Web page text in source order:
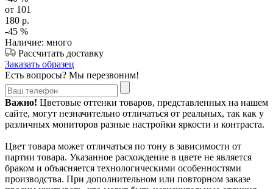
от 101
180 р.
-45 %
Наличие: много
Рассчитать доставку
Заказать образец
Есть вопросы? Мы перезвоним!
Важно! Цветовые оттенки товаров, представленных на нашем
сайте, могут незначительно отличаться от реальных, так как у
различных мониторов разные настройки яркости и контраста.
Цвет товара может отличаться по тону в зависимости от
партии товара. Указанное расхождение в цвете не является
браком и объясняется технологическими особенностями
производства. При дополнительном или повторном заказе